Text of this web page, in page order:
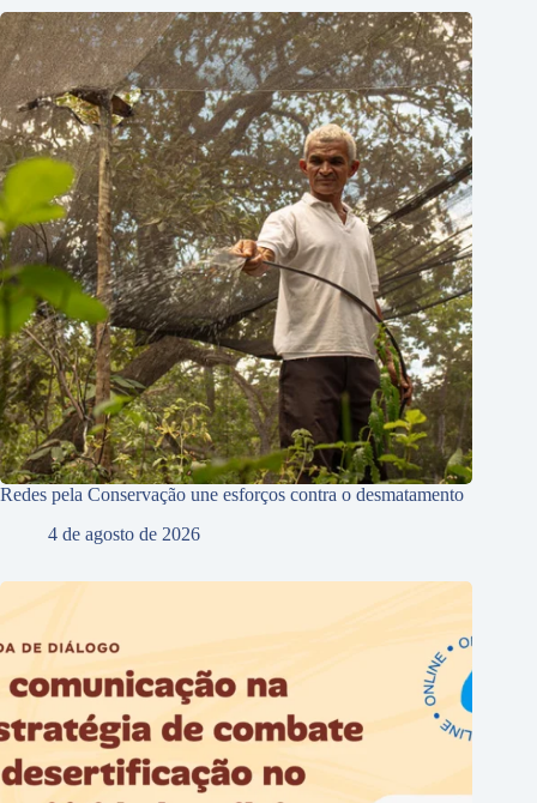
Redes pela Conservação une esforços contra o desmatamento
4 de agosto de 2026